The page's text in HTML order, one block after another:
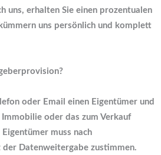
uns, erhalten Sie einen prozentualen
uns persönlich und komplett
oder Email einen Eigentümer und
oder das zum Verkauf
muss nach
der Datenweitergabe zustimmen.